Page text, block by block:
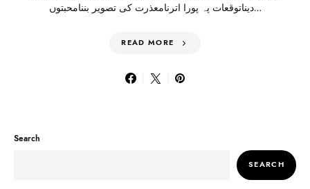
دیناتوقعات پہ پورا اترنامعذرت کی تصویر بننامحبتوں…
READ MORE
Search
SEARCH